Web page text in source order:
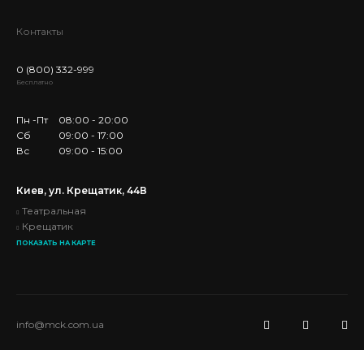
Контакты
0 (800) 332-999
Бесплатно
Пн -Пт
08:00 - 20:00
Сб
09:00 - 17:00
Вс
09:00 - 15:00
Киев, ул. Крещатик, 44В
Театральная
Крещатик
ПОКАЗАТЬ НА КАРТЕ
info@mck.com.ua